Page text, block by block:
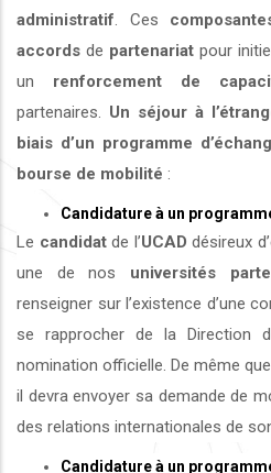
administratif . Ces
accords de partenariat pour
un renforcement de
partenaires. Un séjour à
biais d’un programme
bourse de mobilité :
Candidature à un
Le candidatde l’UCAD désireux
une de nos universités
renseigner sur l’existence d’une
se rapprocher de la Direction
nomination officielle. De même
il devra envoyer sa demande de
des relations internationales de
Candidature à un